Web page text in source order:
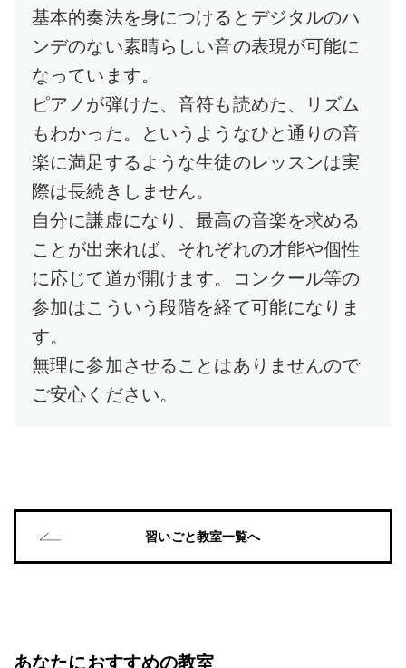
基本的奏法を身につけるとデジタルのハ
ンデのない素晴らしい音の表現が可能に
なっています。
ピアノが弾けた、音符も読めた、リズム
もわかった。というようなひと通りの音
楽に満足するような生徒のレッスンは実
際は長続きしません。
自分に謙虚になり、最高の音楽を求める
ことが出来れば、それぞれの才能や個性
に応じて道が開けます。コンクール等の
参加はこういう段階を経て可能になりま
す。
無理に参加させることはありませんので
ご安心ください。
習いごと教室一覧へ
あなたにおすすめの教室